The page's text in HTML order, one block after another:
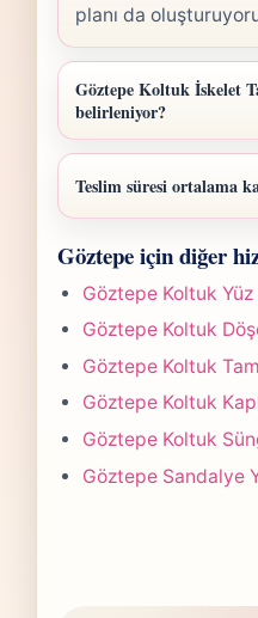
planı da
Göztepe Koltuk İskelet
belirleniyor?
Göztepe Koltuk
malzeme sınıfı,
planına göre
gönderdiğinizde
paylaşırız.
Teslim süresi ortalama
yapılan işlemin
Çoğu projede 5-7 iş
olası değişikliği
Göztepe için diğer
Göztepe Koltuk
Göztepe Koltuk
Göztepe Koltuk
Göztepe Koltuk
Göztepe Koltuk
Göztepe Sandalye